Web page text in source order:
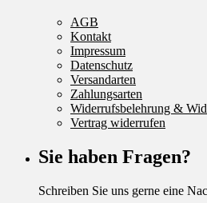
AGB
Kontakt
Impressum
Datenschutz
Versandarten
Zahlungsarten
Widerrufsbelehrung &
Vertrag widerrufen
Sie haben Fragen?
Schreiben Sie uns gerne eine